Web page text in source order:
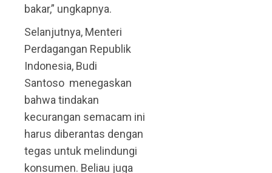
bakar,” ungkapnya.
Selanjutnya, Menteri
Perdagangan Republik
Indonesia, Budi
Santoso menegaskan
bahwa tindakan
kecurangan semacam ini
harus diberantas dengan
tegas untuk melindungi
konsumen. Beliau juga